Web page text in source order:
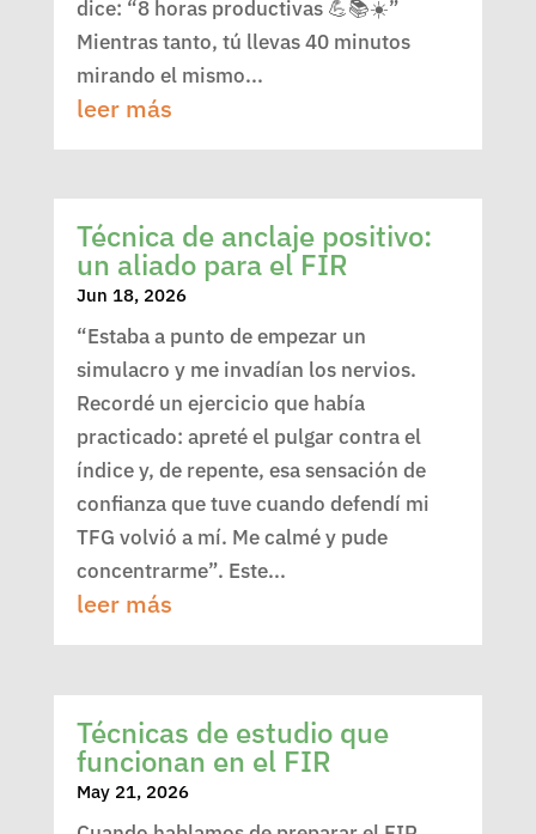
dice: “8 horas productivas 💪📚☀️”
Mientras tanto, tú llevas 40 minutos
mirando el mismo...
leer más
Técnica de anclaje positivo:
un aliado para el FIR
Jun 18, 2026
“Estaba a punto de empezar un
simulacro y me invadían los nervios.
Recordé un ejercicio que había
practicado: apreté el pulgar contra el
índice y, de repente, esa sensación de
confianza que tuve cuando defendí mi
TFG volvió a mí. Me calmé y pude
concentrarme”. Este...
leer más
Técnicas de estudio que
funcionan en el FIR
May 21, 2026